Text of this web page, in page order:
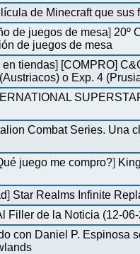
de Minecraft que sus
de juegos de mesa] 20º
de juegos de mesa
en tiendas] [COMPRO]
o Exp. 4
Combat Series. Una
juego me compro?]
] Star Realms Infinite
Filler de la Noticia (12-
con Daniel P. Espinosa